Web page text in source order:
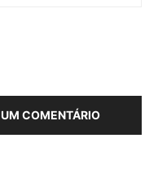
COMENTÁRIO